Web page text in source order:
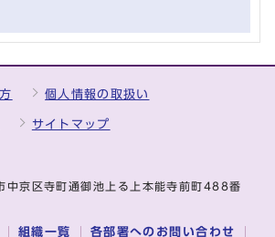
個人情報の取扱い
サイトマップ
京区寺町通御池上る上本能寺前町488番
組織一覧 各部署へのお問い合わせ